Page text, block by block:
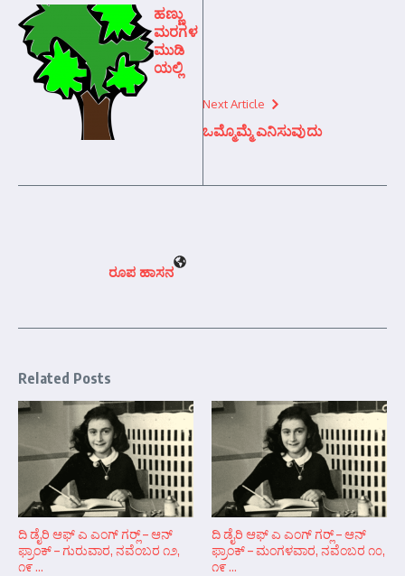
ಹಣ್ಣು
ಮರಗಳ
ಮುಡಿ
ಯಲ್ಲಿ
Next Article
ಒಮ್ಮೊಮ್ಮೆ ಎನಿಸುವುದು
ರೂಪ ಹಾಸನ
Related Posts
ದಿ ಡೈರಿ ಆಫ್ ಎ ಎಂಗ್ ಗರ್‍ಲ್ – ಆನ್‌
ಫ್ರಾಂಕ್ – ಗುರುವಾರ, ನವೆಂಬರ ೧೨,
೧೯ ...
ದಿ ಡೈರಿ ಆಫ್ ಎ ಎಂಗ್ ಗರ್‍ಲ್ – ಆನ್‌
ಫ್ರಾಂಕ್ – ಮಂಗಳವಾರ, ನವೆಂಬರ ೧೦,
೧೯ ...